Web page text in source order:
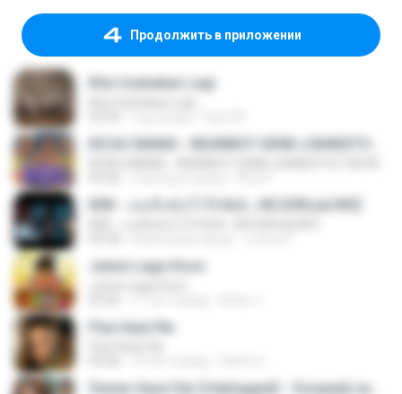
Продолжить в приложении
Kita Usahakan Lagi
KRK - เธอทิ้งฉันไว้ Ft.N/A , HK [Official MV]
Jeene Laga Hoon
Piya Aaye Na